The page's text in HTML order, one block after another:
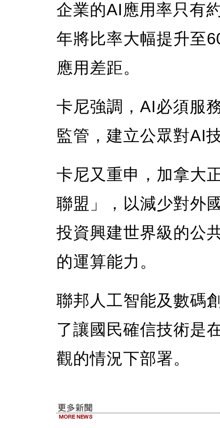
企業的AI應用率只有
年將比率大幅提升至
應用差距。
卡尼強調，AI必須服
監管，建立公眾對AI
卡尼又重申，加拿大
聯盟」，以減少對外
投資興建世界級的公
的運算能力。
聯邦人工智能及數碼
了讓國民確信技術是
觀的情況下部署。